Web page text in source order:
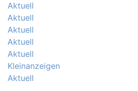
Aktuell
Aktuell
Aktuell
Aktuell
Aktuell
Kleinanzeigen
Aktuell